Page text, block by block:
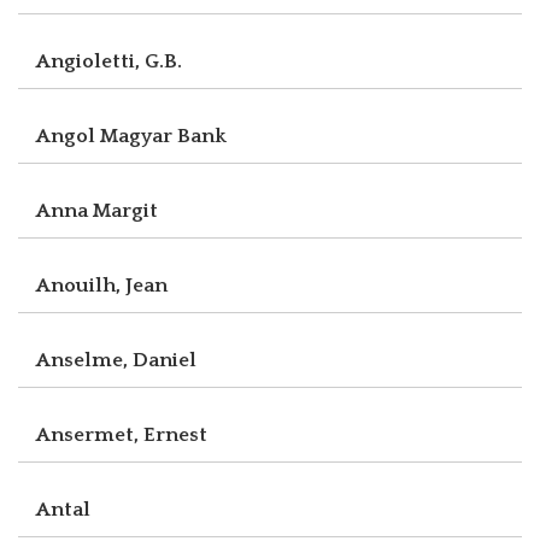
Angioletti, G.B.
Angol Magyar Bank
Anna Margit
Anouilh, Jean
Anselme, Daniel
Ansermet, Ernest
Antal